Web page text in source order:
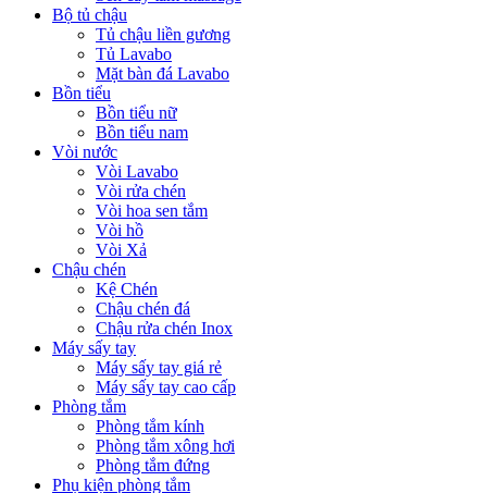
Bộ tủ chậu
Tủ chậu liền gương
Tủ Lavabo
Mặt bàn đá Lavabo
Bồn tiểu
Bồn tiểu nữ
Bồn tiểu nam
Vòi nước
Vòi Lavabo
Vòi rửa chén
Vòi hoa sen tắm
Vòi hồ
Vòi Xả
Chậu chén
Kệ Chén
Chậu chén đá
Chậu rửa chén Inox
Máy sấy tay
Máy sấy tay giá rẻ
Máy sấy tay cao cấp
Phòng tắm
Phòng tắm kính
Phòng tắm xông hơi
Phòng tắm đứng
Phụ kiện phòng tắm